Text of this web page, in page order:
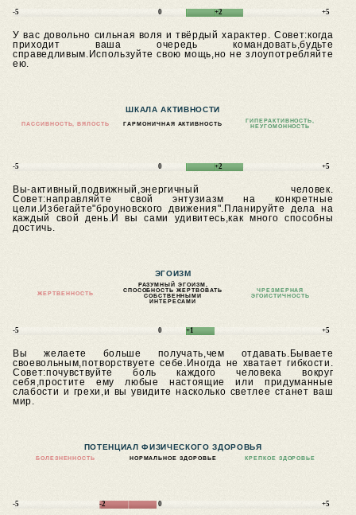
-5 0 +2 +5
У вас довольно сильная воля и твёрдый характер. Совет:когда
приходит ваша очередь командовать,будьте
справедливым.Используйте свою мощь,но не злоупотребляйте
ею.
ШКАЛА АКТИВНОСТИ
ПАССИВНОСТЬ, ВЯЛОСТЬ ГАРМОНИЧНАЯ АКТИВНОСТЬ
ГИПЕРАКТИВНОСТЬ,
НЕУГОМОННОСТЬ
-5 0 +2 +5
Вы-активный,подвижный,энергичный человек.
Совет:направляйте свой энтузиазм на конкретные
цели.Избегайте"броуновского движения".Планируйте дела на
каждый свой день.И вы сами удивитесь,как много способны
достичь.
ЭГОИЗМ
ЖЕРТВЕННОСТЬ
РАЗУМНЫЙ ЭГОИЗМ,
СПОСОБНОСТЬ ЖЕРТВОВАТЬ
СОБСТВЕННЫМИ
ИНТЕРЕСАМИ
ЧРЕЗМЕРНАЯ
ЭГОИСТИЧНОСТЬ
-5 0 +1 +5
Вы желаете больше получать,чем отдавать.Бываете
своевольным,потворствуете себе.Иногда не хватает гибкости.
Совет:почувствуйте боль каждого человека вокруг
себя,простите ему любые настоящие или придуманные
слабости и грехи,и вы увидите насколько светлее станет ваш
мир.
ПОТЕНЦИАЛ ФИЗИЧЕСКОГО ЗДОРОВЬЯ
БОЛЕЗНЕННОСТЬ НОРМАЛЬНОЕ ЗДОРОВЬЕ КРЕПКОЕ ЗДОРОВЬЕ
-5 -2 0 +5